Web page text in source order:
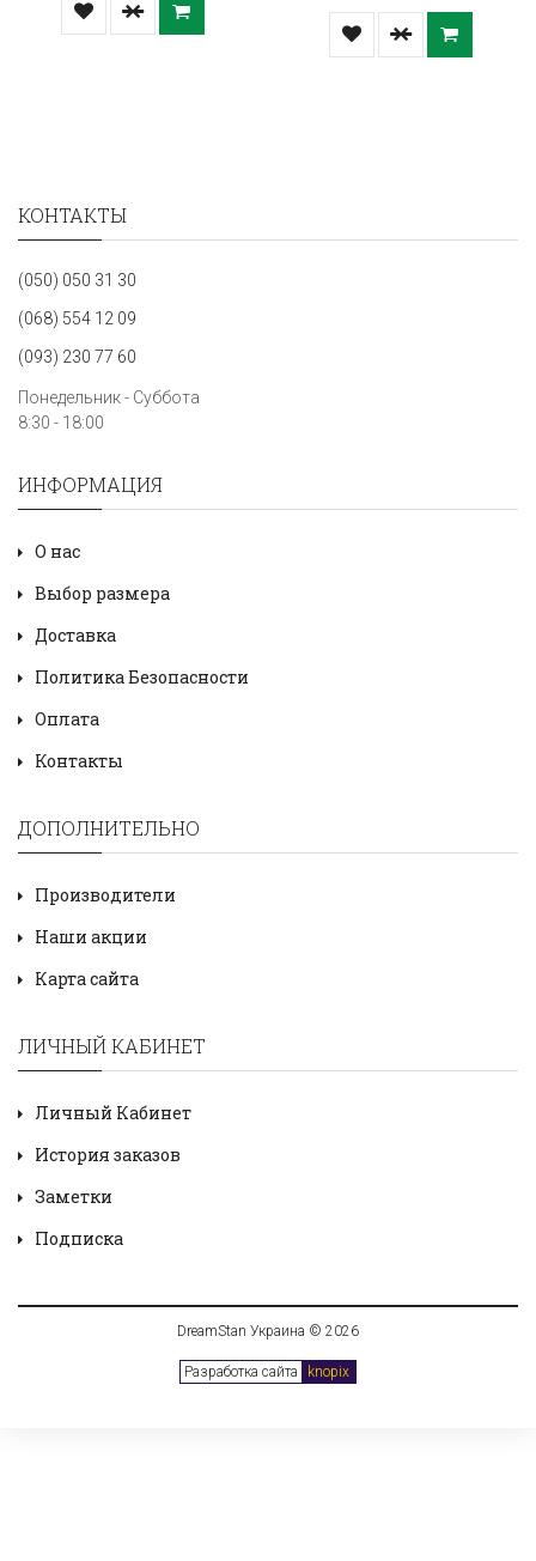
КОНТАКТЫ
(050) 050 31 30
(068) 554 12 09
(093) 230 77 60
Понедельник - Суббота
8:30 - 18:00
ИНФОРМАЦИЯ
О нас
Выбор размера
Доставка
Политика Безопасности
Оплата
Контакты
ДОПОЛНИТЕЛЬНО
Производители
Наши акции
Карта сайта
ЛИЧНЫЙ КАБИНЕТ
Личный Кабинет
История заказов
Заметки
Подписка
DreamStan Украина © 2026
Разработка сайта knopix